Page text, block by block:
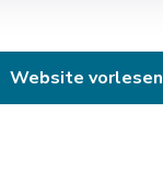
Website vorlesen